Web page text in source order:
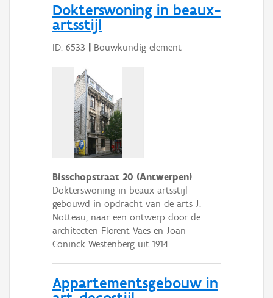
Dokterswoning in beaux-
artsstijl
ID: 6533 | Bouwkundig element
Bisschopstraat 20 (Antwerpen)
Dokterswoning in beaux-artsstijl
gebouwd in opdracht van de arts J.
Notteau, naar een ontwerp door de
architecten Florent Vaes en Joan
Coninck Westenberg uit 1914.
Appartementsgebouw in